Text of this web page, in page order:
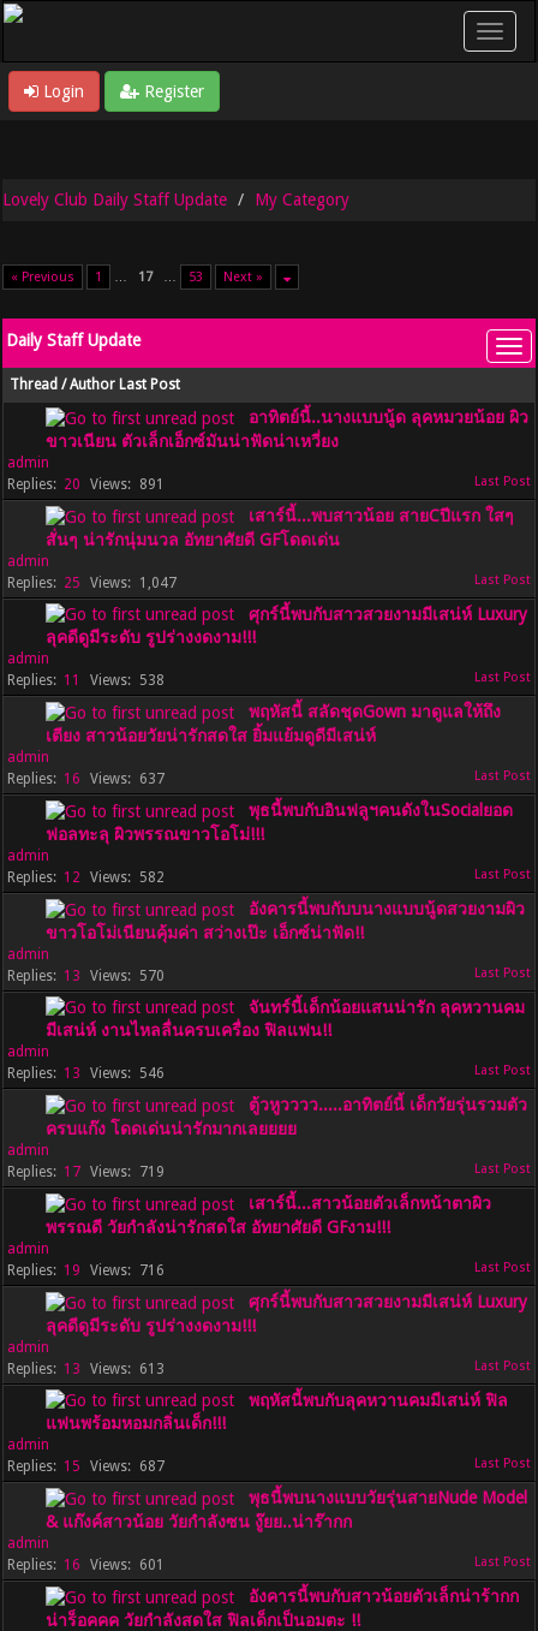
Login Register
Lovely Club Daily Staff Update My Category
« Previous 1 … 17 … 53 Next »
Daily Staff Update
Thread /Author Last Post
อาทิตย์นี้..นางแบบนู้ด ลุคหมวยน้อย ผิว
ขาวเนียน ตัวเล็กเอ็กซ์มันน่าฟัดน่าเหวี่ยง
admin
20
891
เสาร์นี้...พบสาวน้อย สายCปีแรก ใสๆ
สั่นๆ น่ารักนุ่มนวล อัทยาศัยดี GFโดดเด่น
admin
25
1,047
ศุกร์นี้พบกับสาวสวยงามมีเสน่ห์ Luxury
ลุคดีดูมีระดับ รูปร่างงดงาม!!!
admin
11
538
พฤหัสนี้ สลัดชุดGown มาดูแลให้ถึง
เตียง สาวน้อยวัยน่ารักสดใส ยิ้มแย้มดูดีมีเสน่ห์
admin
16
637
พุธนี้พบกับอินฟลูฯคนดังในSocialยอด
ฟอลทะลุ ผิวพรรณขาวโอโม่!!!
admin
12
582
อังคารนี้พบกับบนางแบบนู้ดสวยงามผิว
ขาวโอโม่เนียนคุ้มค่า สว่างเป๊ะ เอ็กซ์น่าฟัด!!
admin
13
570
จันทร์นี้เด็กน้อยแสนน่ารัก ลุคหวานคม
มีเสน่ห์ งานไหลลื่นครบเครื่อง ฟิลแฟน!!
admin
13
546
ตู้วหูวววว.....อาทิตย์นี้ เด็กวัยรุ่นรวมตัว
ครบแก๊ง โดดเด่นน่ารักมากเลยยยย
admin
17
719
เสาร์นี้...สาวน้อยตัวเล็กหน้าตาผิว
พรรณดี วัยกำลังน่ารักสดใส อัทยาศัยดี GFงาม!!!
admin
19
716
ศุกร์นี้พบกับสาวสวยงามมีเสน่ห์ Luxury
ลุคดีดูมีระดับ รูปร่างงดงาม!!!
admin
13
613
พฤหัสนี้พบกับลุคหวานคมมีเสน่ห์ ฟิล
แฟนพร้อมหอมกลิ่นเด็ก!!!
admin
15
687
พุธนี้พบนางแบบวัยรุ่นสายNude Model
& แก๊งค์สาวน้อย วัยกำลังซน งู๊ยย..น่าร๊ากก
admin
16
601
อังคารนี้พบกับสาวน้อยตัวเล็กน่าร้ากก
น่าร็อคคค วัยกำลังสดใส ฟิลเด็กเป็นอมตะ !!